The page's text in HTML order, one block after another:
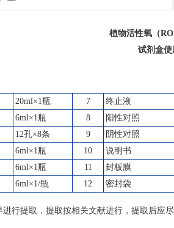
植物活性氧（
试剂盒
20ml×1瓶 7
终止液
6ml×1瓶 8
阳性对照
12孔×8条 9
阴性对照
6ml×1瓶 10
说明书
6ml×1瓶 11
封板膜
6ml×1/瓶 12
密封袋
进行提取，提取按相关文献进行，提取后